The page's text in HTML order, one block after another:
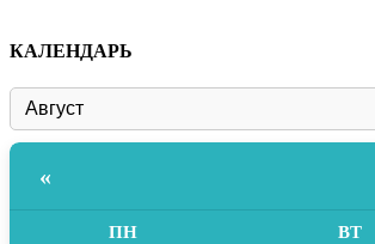
КАЛЕНДАРЬ
«
ПН ВТ